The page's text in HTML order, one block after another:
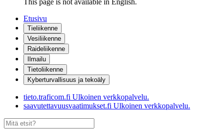
This page is not available in English.
Etusivu
Tieliikenne
Vesiliikenne
Raideliikenne
Ilmailu
Tietoliikenne
Kyberturvallisuus ja tekoäly
tieto.traficom.fi Ulkoinen verkkopalvelu.
saavutettavuusvaatimukset.fi Ulkoinen verkkopalvelu.